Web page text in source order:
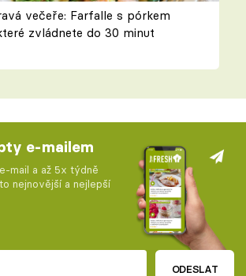
večeře: Farfalle s pórkem
zvládnete do 30 minut
e-mailem
mail a až 5x týdně
nejnovější a nejlepší
ODESLAT